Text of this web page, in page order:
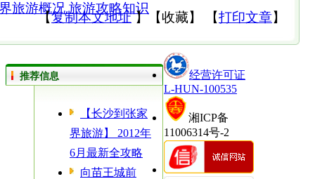
旅游概况 旅游攻略知识
【复制本文地址 】【收藏】 【打印文章】
推荐信息
【长沙到张家
界旅游】 2012年
6月最新全攻略
向苗王城前
经营许可证
L-HUN-100535
湘ICP备
11006314号-2